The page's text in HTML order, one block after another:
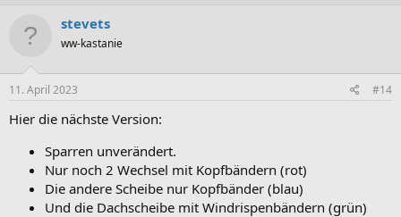
stevets
ww-kastanie
11. April 2023 #14
Hier die nächste Version:
Sparren unverändert.
Nur noch 2 Wechsel mit Kopfbändern (rot)
Die andere Scheibe nur Kopfbänder (blau)
Und die Dachscheibe mit Windrispenbändern (grün)